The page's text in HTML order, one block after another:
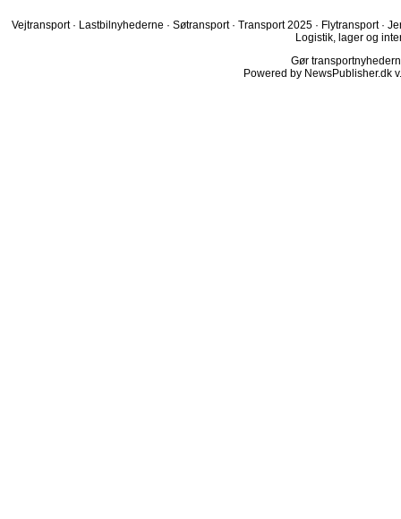
Vejtransport · Lastbilnyhederne · Søtransport · Transport 2025 · Flytransport ·
Logistik, lager og
Gør
Powered by NewsPublisher.dk